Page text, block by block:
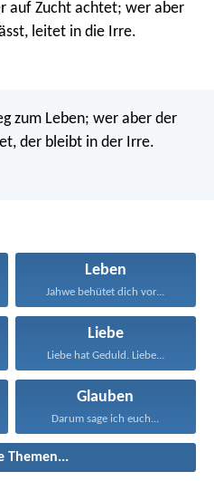
auf Zucht achtet; wer aber
leitet in die Irre.
zum Leben; wer aber der
der bleibt in der Irre.
Leben
Jahwe behütet dich vor...
Liebe
Liebe hat Geduld. Liebe...
Glauben
Darum sage ich euch...
Themen...